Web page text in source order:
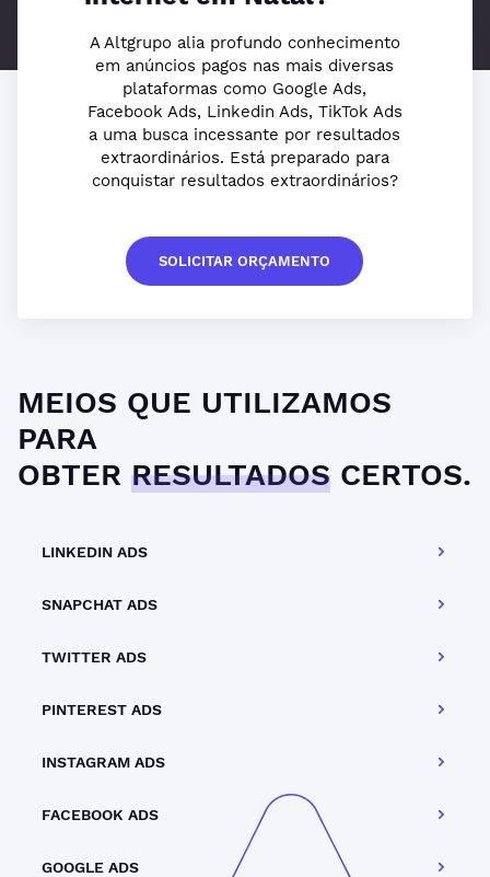
A Altgrupo alia profundo conhecimento
em anúncios pagos nas mais diversas
plataformas como Google Ads,
Facebook Ads, Linkedin Ads, TikTok Ads
a uma busca incessante por resultados
extraordinários. Está preparado para
conquistar resultados extraordinários?
SOLICITAR ORÇAMENTO
MEIOS QUE UTILIZAMOS
PARA
OBTER RESULTADOS CERTOS.
LINKEDIN ADS
SNAPCHAT ADS
TWITTER ADS
PINTEREST ADS
INSTAGRAM ADS
FACEBOOK ADS
GOOGLE ADS